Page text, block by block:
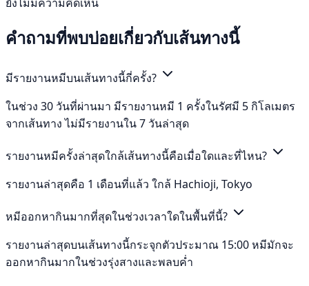
คำถามที่พบบ่อยเกี่ยวกับเส้นทางนี้
มีรายงานหมีบนเส้นทางนี้กี่ครั้ง?
ในช่วง 30 วันที่ผ่านมา มีรายงานหมี 1 ครั้งในรัศมี 5 กิโลเมตร
จากเส้นทาง ไม่มีรายงานใน 7 วันล่าสุด
รายงานหมีครั้งล่าสุดใกล้เส้นทางนี้คือเมื่อใดและที่ไหน?
รายงานล่าสุดคือ 1 เดือนที่แล้ว ใกล้ Hachioji, Tokyo
หมีออกหากินมากที่สุดในช่วงเวลาใดในพื้นที่นี้?
รายงานล่าสุดบนเส้นทางนี้กระจุกตัวประมาณ 15:00 หมีมักจะ
ออกหากินมากในช่วงรุ่งสางและพลบค่ำ